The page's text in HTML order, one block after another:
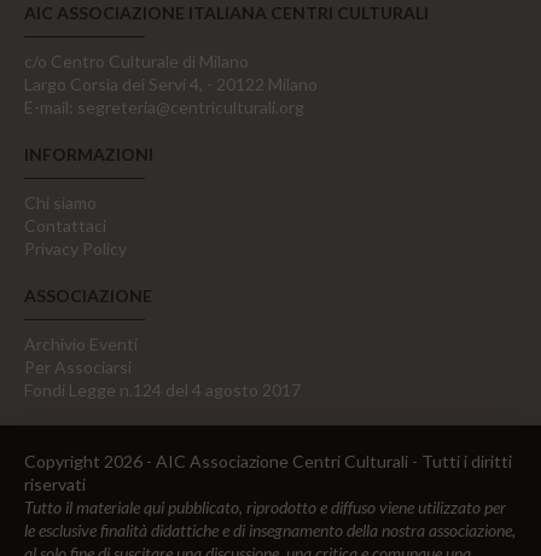
AIC ASSOCIAZIONE ITALIANA CENTRI CULTURALI
c/o Centro Culturale di Milano
Largo Corsia dei Servi 4, - 20122 Milano
E-mail: segreteria@centriculturali.org
INFORMAZIONI
Chi siamo
Contattaci
Privacy Policy
ASSOCIAZIONE
Archivio Eventi
Per Associarsi
Fondi Legge n.124 del 4 agosto 2017
Copyright 2026 - AIC Associazione Centri Culturali - Tutti i diritti
riservati
Tutto il materiale qui pubblicato, riprodotto e diffuso viene utilizzato per
le esclusive finalità didattiche e di insegnamento della nostra associazione,